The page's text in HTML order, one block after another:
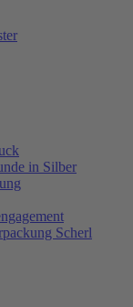
in Silber
Scherl